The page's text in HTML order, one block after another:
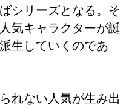
シリーズとなる。そ
気キャラクターが誕
生していくのであ
れない人気が生み出